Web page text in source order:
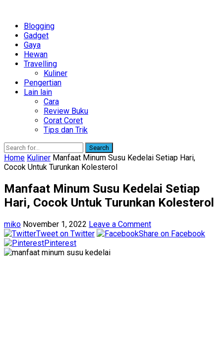
Blogging
Gadget
Gaya
Hewan
Travelling
Kuliner
Pengertian
Lain lain
Cara
Review Buku
Corat Coret
Tips dan Trik
Search
Home Kuliner Manfaat Minum Susu Kedelai Setiap Hari,
Cocok Untuk Turunkan Kolesterol
Manfaat Minum Susu Kedelai Setiap
Hari, Cocok Untuk Turunkan Kolesterol
miko November 1, 2022 Leave a Comment
Tweet on Twitter
Share on Facebook
Pinterest